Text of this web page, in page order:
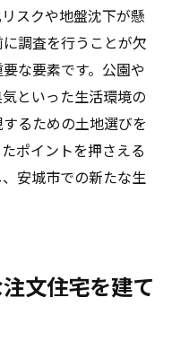
スクや地盤沈下が懸
調査を行うことが欠
な要素です。公園や
といった生活環境の
るための土地選びを
ポイントを押さえる
安城市での新たな生
文住宅を建て